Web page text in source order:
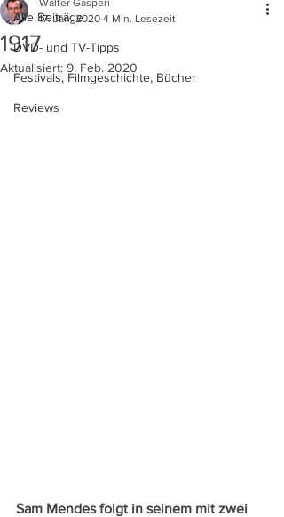
Alle Beiträge
DVD- und TV-Tipps
Festivals, Filmgeschichte, Bücher
Reviews
1917
Walter Gasperi
17. Jan. 2020 4 Min. Lesezeit
Aktualisiert: 9. Feb. 2020
Sam Mendes folgt in seinem mit zwei